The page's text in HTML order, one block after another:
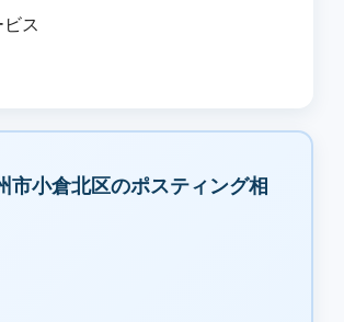
ス
市小倉北区のポスティング相